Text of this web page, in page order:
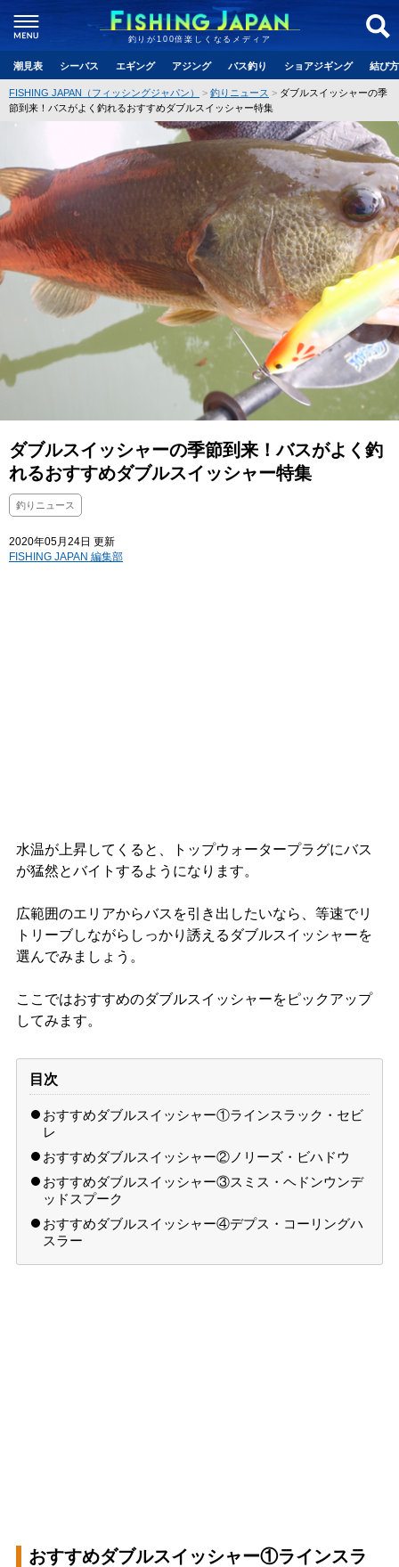
釣りが100倍楽しくなるメディア
潮見表 シーバス エギング アジング バス釣り ショアジギング 結び
FISHING JAPAN（フィッシングジャパン） 釣りニュース
ダブルスイッシャーの季
節到来！バスがよく釣れるおすすめダブルスイッシャー特集
ダブルスイッシャーの季節到来！バスがよく釣
れるおすすめダブルスイッシャー特集
釣りニュース
2020年05月24日 更新
FISHING JAPAN 編集部
水温が上昇してくると、トップウォータープラグにバス
が猛然とバイトするようになります。
広範囲のエリアからバスを引き出したいなら、等速でリ
トリーブしながらしっかり誘えるダブルスイッシャーを
選んでみましょう。
ここではおすすめのダブルスイッシャーをピックアップ
してみます。
目次
おすすめダブルスイッシャー①ラインスラック・セビ
レ
おすすめダブルスイッシャー②ノリーズ・ビハドウ
おすすめダブルスイッシャー③スミス・ヘドンウンデ
ッドスプーク
おすすめダブルスイッシャー④デプス・コーリングハ
スラー
おすすめダブルスイッシャー①ラインスラ